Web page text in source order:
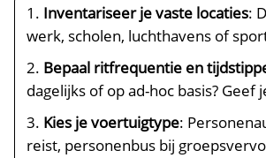
Inventariseer je vaste locaties:
werk, scholen, luchthavens of
Bepaal ritfrequentie en
dagelijks of op ad-hoc basis? Geef
Kies je voertuigtype:
reist, personenbus bij